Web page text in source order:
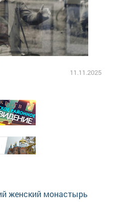
11.11.2025
женский монастырь